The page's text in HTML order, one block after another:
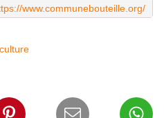
www.communebouteille.org/